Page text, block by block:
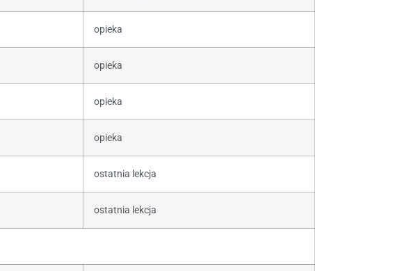
opieka
opieka
opieka
opieka
ostatnia lekcja
ostatnia lekcja